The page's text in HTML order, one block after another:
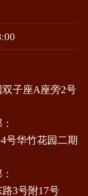
子座A座旁2号
号华竹花园二期
3号附17号